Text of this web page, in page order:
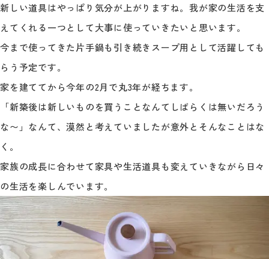
新しい道具はやっぱり気分が上がりますね。我が家の生活を支
えてくれる一つとして大事に使っていきたいと思います。
今まで使ってきた片手鍋も引き続きスープ用として活躍しても
らう予定です。
家を建ててから今年の2月で丸3年が経ちます。
「新築後は新しいものを買うことなんてしばらくは無いだろう
な〜」なんて、漠然と考えていましたが意外とそんなことはな
く。
家族の成長に合わせて家具や生活道具も変えていきながら日々
の生活を楽しんでいます。